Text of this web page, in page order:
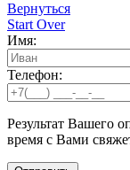
Вернуться
Start Over
Имя:
Телефон:
Результат Вашего
время с Вами